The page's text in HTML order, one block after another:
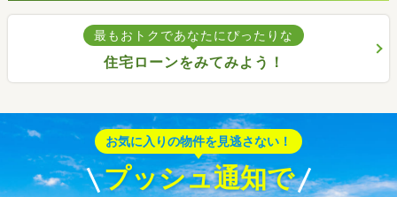
最もおトクであなたにぴったりな
住宅ローンをみてみよう！
お気に入りの物件を見逃さない！
プッシュ通知で